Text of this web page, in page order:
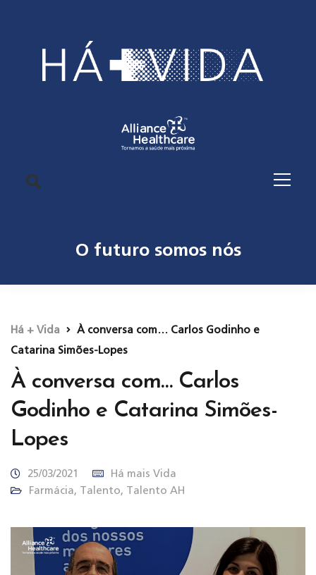
O futuro somos nós
Há + Vida
À conversa com… Carlos Godinho e
Catarina Simões-Lopes
À conversa com… Carlos
Godinho e Catarina Simões-
Lopes
25/03/2021
Há mais Vida
Farmácia, Talento, Talento AH